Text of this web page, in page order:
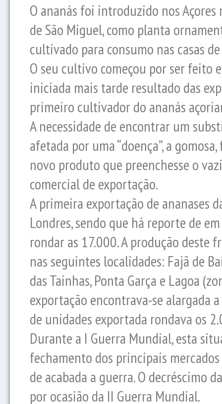
O ananás foi introduzido nos Açores
de São Miguel, como planta
cultivado para consumo nas casas
O seu cultivo começou por ser feito
iniciada mais tarde resultado das
primeiro cultivador do ananás
A necessidade de encontrar um
afetada por uma “doença”, a
novo produto que preenchesse o
comercial de exportação.
A primeira exportação de ananases
Londres, sendo que há reporte de
rondar as 17.000. A produção
nas seguintes localidades: Fajã de
das Tainhas, Ponta Garça e Lagoa
exportação encontrava-se alargada
de unidades exportada rondava os
Durante a I Guerra Mundial, esta
fechamento dos principais
de acabada a guerra. O decréscimo
por ocasião da II Guerra Mundial.